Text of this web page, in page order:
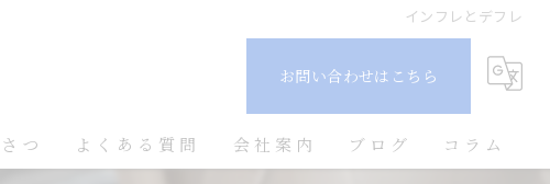
インフレとデフレ
お問い合わせはこちら
つ よくある質問 会社案内 ブログ コラム